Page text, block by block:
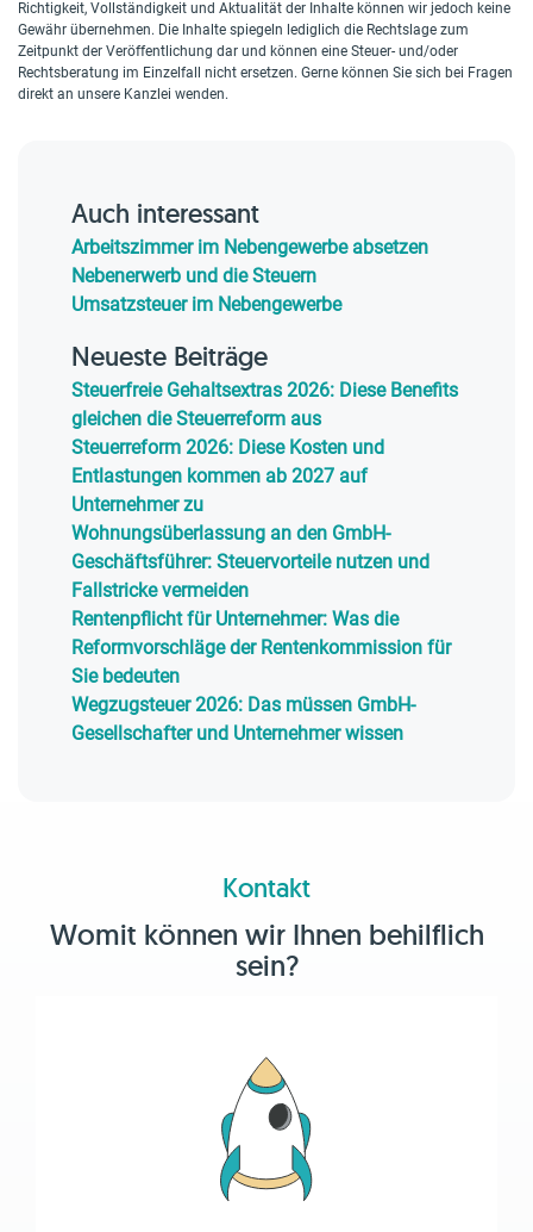
Richtigkeit, Vollständigkeit und Aktualität der Inhalte können wir jedoch keine
Gewähr übernehmen. Die Inhalte spiegeln lediglich die Rechtslage zum
Zeitpunkt der Veröffentlichung dar und können eine Steuer- und/oder
Rechtsberatung im Einzelfall nicht ersetzen. Gerne können Sie sich bei Fragen
direkt an unsere Kanzlei wenden.
Auch interessant
Arbeitszimmer im Nebengewerbe absetzen
Nebenerwerb und die Steuern
Umsatzsteuer im Nebengewerbe
Neueste Beiträge
Steuerfreie Gehaltsextras 2026: Diese Benefits
gleichen die Steuerreform aus
Steuerreform 2026: Diese Kosten und
Entlastungen kommen ab 2027 auf
Unternehmer zu
Wohnungsüberlassung an den GmbH-
Geschäftsführer: Steuervorteile nutzen und
Fallstricke vermeiden
Rentenpflicht für Unternehmer: Was die
Reformvorschläge der Rentenkommission für
Sie bedeuten
Wegzugsteuer 2026: Das müssen GmbH-
Gesellschafter und Unternehmer wissen
Kontakt
Womit können wir Ihnen behilflich
sein?